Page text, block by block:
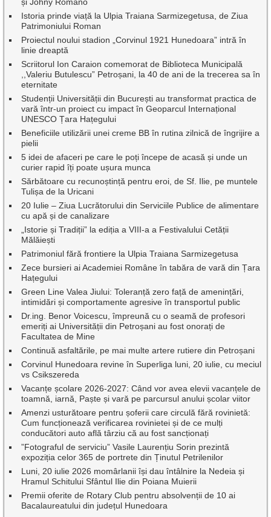
Istoria prinde viață la Ulpia Traiana Sarmizegetusa, de Ziua
Patrimoniului Roman
Proiectul noului stadion „Corvinul 1921 Hunedoara” intră în
linie dreaptă
Scriitorul Ion Caraion comemorat de Biblioteca Municipală
,,Valeriu Butulescu” Petroșani, la 40 de ani de la trecerea sa în
eternitate
Studenții Universității din București au transformat practica de
vară într-un proiect cu impact în Geoparcul Internațional
UNESCO Țara Hațegului
Beneficiile utilizării unei creme BB în rutina zilnică de îngrijire a
pielii
5 idei de afaceri pe care le poți începe de acasă și unde un
curier rapid îți poate ușura munca
Sărbătoare cu recunoștință pentru eroi, de Sf. Ilie, pe muntele
Tulișa de la Uricani
20 Iulie – Ziua Lucrătorului din Serviciile Publice de alimentare
cu apă și de canalizare
„Istorie și Tradiții” la ediția a VIII-a a Festivalului Cetății
Mălăiești
Patrimoniul fără frontiere la Ulpia Traiana Sarmizegetusa
Zece bursieri ai Academiei Române în tabăra de vară din Țara
Hațegului
Green Line Valea Jiului: Toleranță zero față de amenințări,
intimidări și comportamente agresive în transportul public
Dr.ing. Benor Voicescu, împreună cu o seamă de profesori
emeriți ai Universității din Petroșani au fost onorați de
Facultatea de Mine
Continuă asfaltările, pe mai multe artere rutiere din Petroșani
Corvinul Hunedoara revine în Superliga luni, 20 iulie, cu meciul
vs Csikszereda
Vacanțe școlare 2026-2027: Când vor avea elevii vacanțele de
toamnă, iarnă, Paște și vară pe parcursul anului școlar viitor
Amenzi usturătoare pentru șoferii care circulă fără rovinietă:
Cum funcționează verificarea rovinietei și de ce mulți
conducători auto află târziu că au fost sancționați
”Fotograful de serviciu” Vasile Laurențiu Sorin prezintă
expoziția celor 365 de portrete din Ținutul Petrilenilor
Luni, 20 iulie 2026 momârlanii își dau întâlnire la Nedeia și
Hramul Schitului Sfântul Ilie din Poiana Muierii
Premii oferite de Rotary Club pentru absolvenții de 10 ai
Bacalaureatului din județul Hunedoara